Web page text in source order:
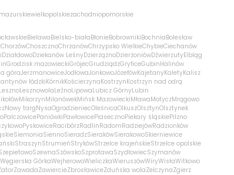
wielkopolskiezachodniopomorskie
BielawaBielsko-białaBłonieBobrownikiBochniaBolesław
ChorzówChoszcznoChrzanówChrzypsko WielkieChybieCiechanów
DziałdowoDziekanów LeśnyDzierżążnoDzierżoniówDźwierzutyElbląg
Grodzisk mazowieckiGrójecGrudziądzGryficeGubinHalinów
góraJerzmanowiceJodłowaJonkowoJózefówKajetanyKaletyKalisz
łódzkiKórnikKościerzynaKostrzynKostrzyn nad odrą
LesznoLesznowolaLeźnoLipowaLubicz GórnyLubin
MikorzynMilanówekMińsk MazowieckiMławaMotyczMrągowo
Nowy targNysaOgrodzieniecOleśnicaOlkuszOlsztynOlsztynek
PalczowicePaniówkiPawłowicePiasecznoPiekary śląskiePilzno
PyskowiceRacibórzRadlinRadomRadziejówRadzionków
SiemoniaSiennoSieradzSierakówSierakowoSkierniewice
StraszynStrumieńStrykówStrzelce krajeńskieStrzelce opolskie
SzewnaSzówskoSzprotawaSzydłowiecSzymanów
Węgierska GórkaWejherowoWieliczkaWieruszówWiryWisłaWitkowo
ZawadaZawiercieZbrosławiceZduńska wolaZelczynaZgierz